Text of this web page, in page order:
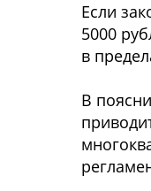
Если
5000
в
В